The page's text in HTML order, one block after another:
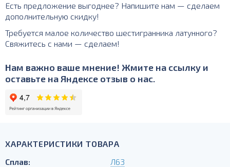
Есть предложение выгоднее? Напишите нам — сделаем
дополнительную скидку!
Требуется малое количество шестигранника латунного?
Свяжитесь с нами — сделаем!
Нам важно ваше мнение! Жмите на ссылку и
оставьте на Яндексе отзыв о нас.
ХАРАКТЕРИСТИКИ ТОВАРА
Сплав:
Л63